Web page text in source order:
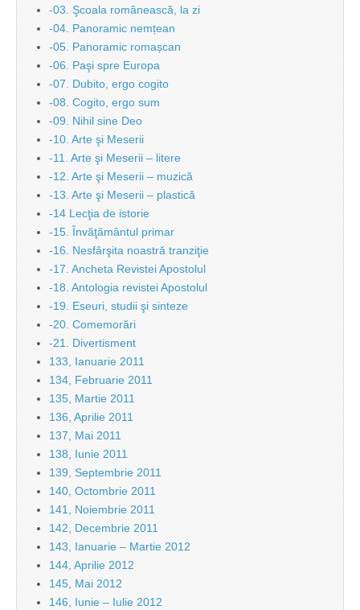
-03. Şcoala românească, la zi
-04. Panoramic nemțean
-05. Panoramic romașcan
-06. Paşi spre Europa
-07. Dubito, ergo cogito
-08. Cogito, ergo sum
-09. Nihil sine Deo
-10. Arte şi Meserii
-11. Arte şi Meserii – litere
-12. Arte şi Meserii – muzică
-13. Arte şi Meserii – plastică
-14 Lecţia de istorie
-15. Învăţământul primar
-16. Nesfârşita noastră tranziţie
-17. Ancheta Revistei Apostolul
-18. Antologia revistei Apostolul
-19. Eseuri, studii şi sinteze
-20. Comemorări
-21. Divertisment
133, Ianuarie 2011
134, Februarie 2011
135, Martie 2011
136, Aprilie 2011
137, Mai 2011
138, Iunie 2011
139, Septembrie 2011
140, Octombrie 2011
141, Noiembrie 2011
142, Decembrie 2011
143, Ianuarie – Martie 2012
144, Aprilie 2012
145, Mai 2012
146, Iunie – Iulie 2012